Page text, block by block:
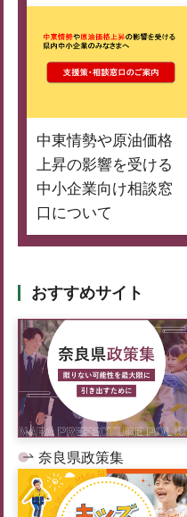
中東情勢や原油価格
上昇の影響を受ける
中小企業向け相談窓
口について
おすすめサイト
奈良県政策集